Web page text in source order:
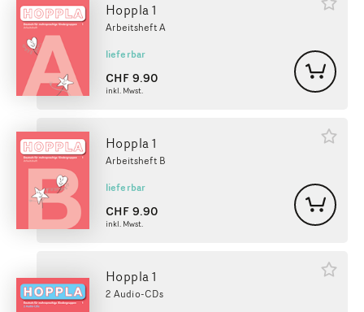
Hoppla 1
Arbeitsheft A
lieferbar
CHF9.90
inkl. Mwst.
Hoppla 1
Arbeitsheft B
lieferbar
CHF9.90
inkl. Mwst.
Hoppla 1
2 Audio-CDs